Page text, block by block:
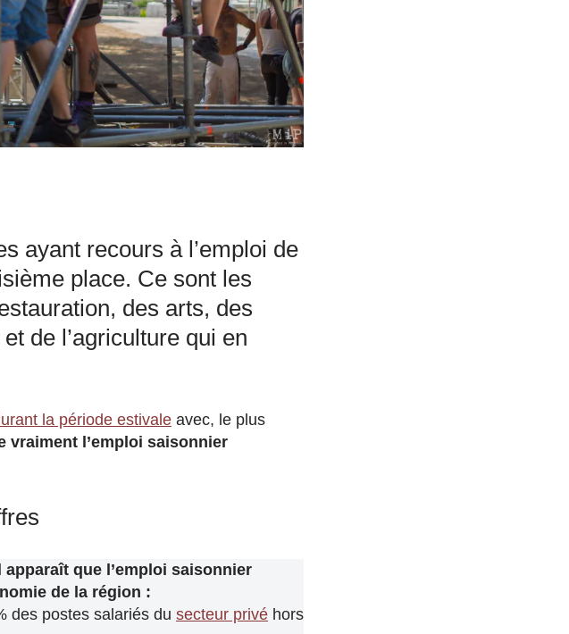
ayant recours à l’emploi de
place. Ce sont les
des arts, des
de l’agriculture qui en
la période estivale avec, le plus
vraiment l’emploi saisonnier
apparaît que l’emploi saisonnier
de la région :
des postes salariés du secteur privé hors